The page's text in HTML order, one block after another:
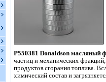
P550381 Donaldson масляный
частиц и механических
продуктов сгорания топлива.
химический состав и